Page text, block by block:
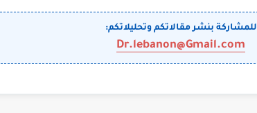
للمشاركة بنشر مقالاتكم وتحليلاتكم:
Dr.lebanon@Gmail.com